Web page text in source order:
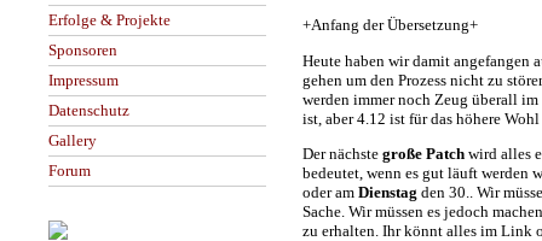
Erfolge & Projekte
Sponsoren
Impressum
Datenschutz
Gallery
Forum
+Anfang der Übersetzung+
Heute haben wir damit angefangen
gehen um den Prozess nicht zu
werden immer noch Zeug überall
ist, aber 4.12 ist für das höhere
Der nächste große Patch wird alles
bedeutet, wenn es gut läuft werden
oder am Dienstag den 30.. Wir
Sache. Wir müssen es jedoch
zu erhalten. Ihr könnt alles im Link